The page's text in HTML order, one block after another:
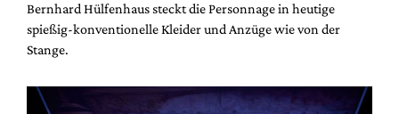
Bernhard Hülfenhaus steckt die Personnage in heutige
spießig-konventionelle Kleider und Anzüge wie von der
Stange.